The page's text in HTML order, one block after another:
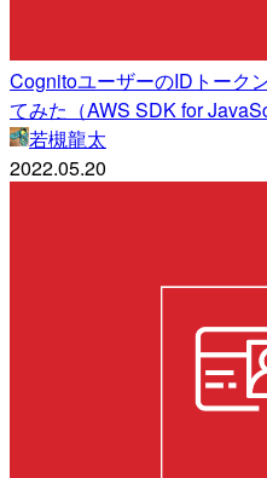
CognitoユーザーのIDトーク
てみた（AWS SDK for
若槻龍太
2022.05.20